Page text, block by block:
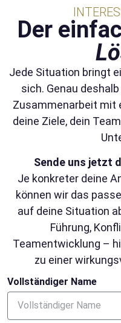
Der
Jede Situation bringt
sich. Genau
Zusammenarbeit mit
deine Ziele, dein
Sende uns jetzt
Je konkreter deine
können wir das
auf deine Situation
Führung,
Teamentwicklung –
zu einer
Vollständiger Name